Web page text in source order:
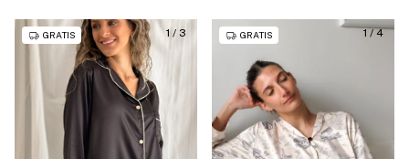
1/ 3
GRATIS 1/4
GRATIS